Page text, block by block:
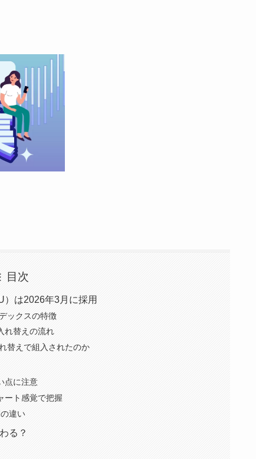
目次
）は2026年3月に採用
ックスの特徴
れ替えの流れ
替えで組入されたのか
点に注意
ート感覚で把握
違い
る？